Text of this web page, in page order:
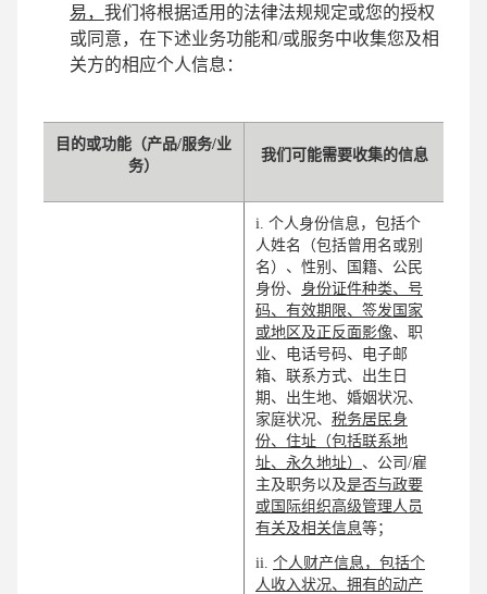
易， 我们将根据适用的法律法规规定或您的授权
或同意，在下述业务功能和/或服务中收集您及相
关方的相应个人信息：
目的或功能（产品/服务/业
务）
我们可能需要收集的信息
i. 个人身份信息，包括个
人姓名（包括曾用名或别
名）、性别、国籍、公民
身份、 身份证件种类、号
码、有效期限、签发国家
或地区及正反面影像、职
业、电话号码、电子邮
箱、联系方式、出生日
期、出生地、婚姻状况、
家庭状况、 税务居民身
份、住址（包括联系地
址、永久地址） 、公司/雇
主及职务以及是否与政要
或国际组织高级管理人员
有关及相关信息等；
ii. 个人财产信息，包括个
人收入状况、拥有的动产